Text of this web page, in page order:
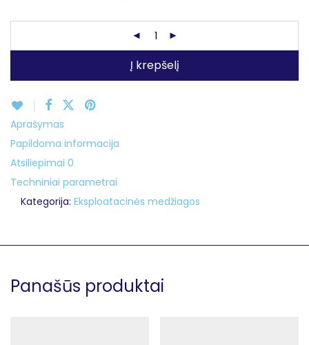
Į krepšelį
Aprašymas
Papildoma informacija
Atsiliepimai 0
Techniniai parametrai
Kategorija: Eksploatacinės medžiagos
Panašūs produktai